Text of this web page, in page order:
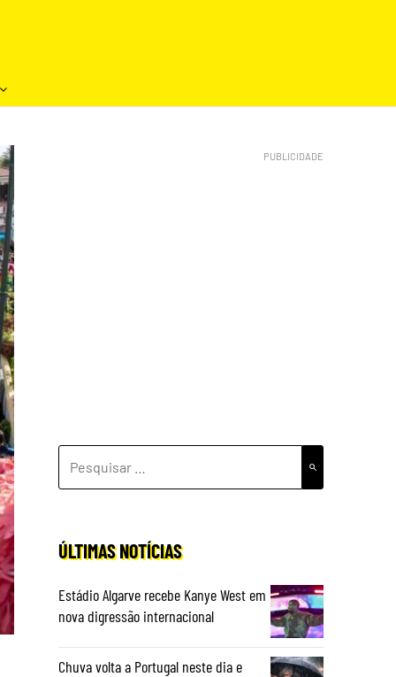
POR:
ÚLTIMAS NOTÍCIAS
Estádio Algarve recebe Kanye West em
nova digressão internacional
Chuva volta a Portugal neste dia e